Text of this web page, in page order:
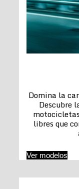
Domina la
Descubre
libres que
Ver modelos